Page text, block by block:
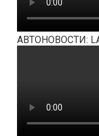
АВТОНОВОСТИ: